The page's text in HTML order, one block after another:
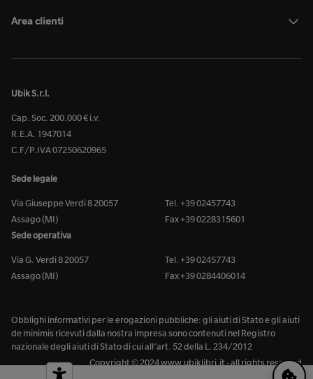
Area clienti
Ubik S.r.l.
Cap. Soc. 200.000 € i.v.
R.E.A. 1947014
C.F/P.IVA 07250620965
Sede legale
Via Giuseppe Verdi 8 20057
Assago (MI)
Tel. +39 02457743
Fax +39 0228315601
Sede operativa
Via G. Verdi 8 20057
Assago (MI)
Tel. +39 02457743
Fax +39 0284406014
Obblighi informativi per le erogazioni pubbliche: gli aiuti di Stato e gli aiuti
de minimis ricevuti dalla nostra impresa sono contenuti nel Registro
nazionale degli aiuti di Stato di cui all’art. 52 della L. 234/2012
Copyright © 2024 www.ubiklibri.it - all rights reserved